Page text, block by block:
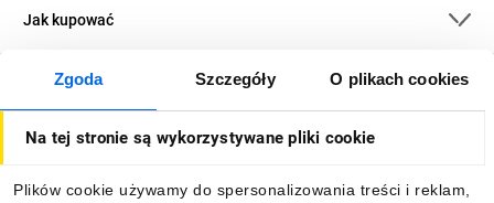
Zgoda Szczegóły O plikach cookies
Na tej stronie są wykorzystywane pliki cookie
Plików cookie używamy do spersonalizowania treści i reklam,
Jak kupować
O firmie